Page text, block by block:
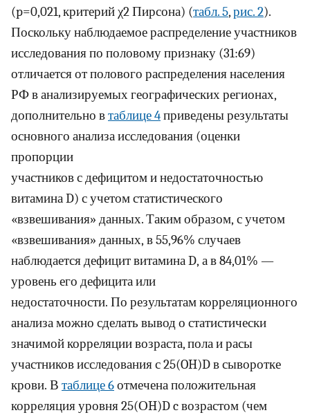
(p=0,021, критерий χ2 Пирсона) (табл. 5,рис. 2).
Поскольку наблюдаемое распределение участников
исследования по половому признаку (31:69)
отличается от полового распределения населения
РФ в анализируемых географических регионах,
дополнительно втаблице 4приведены результаты
основного анализа исследования (оценки
пропорции
участников с дефицитом и недостаточностью
витамина D) с учетом статистического
«взвешивания» данных. Таким образом, с учетом
«взвешивания» данных, в 55,96% случаев
наблюдается дефицит витамина D, а в 84,01% —
уровень его дефицита или
недостаточности. По результатам корреляционного
анализа можно сделать вывод о статистически
значимой корреляции возраста, пола и расы
участников исследования с 25(OH)D в сыворотке
крови. В таблице 6отмечена положительная
корреляция уровня 25(ОH)D c возрастом (чем